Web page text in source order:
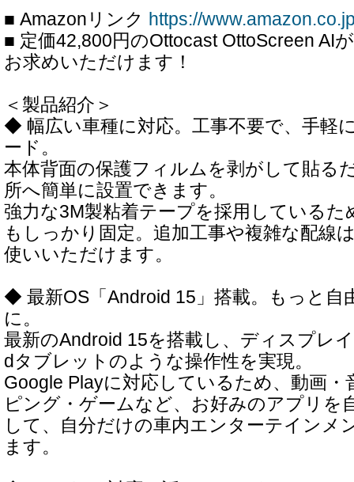
■ Amazonリンク https://
■ 定価42,800円のOttocast OttoScreen AI
お求めいただけます！
＜製品紹介＞
◆ 幅広い車種に対応。工事不要で、手軽
ード。
本体背面の保護フィルムを剥がして貼る
所へ簡単に設置できます。
強力な3M製粘着テープを採用しているた
もしっかり固定。追加工事や複雑な配線
使いいただけます。
◆ 最新OS「Android 15」搭載。もっと自
に。
最新のAndroid 15を搭載し、ディスプレ
dタブレットのような操作性を実現。
Google Playに対応しているため、動画・
ピング・ゲームなど、お好みのアプリを
して、自分だけの車内エンターテインメ
ます。